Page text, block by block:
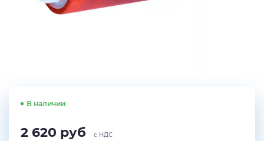
В наличии
2 620 руб с НДС